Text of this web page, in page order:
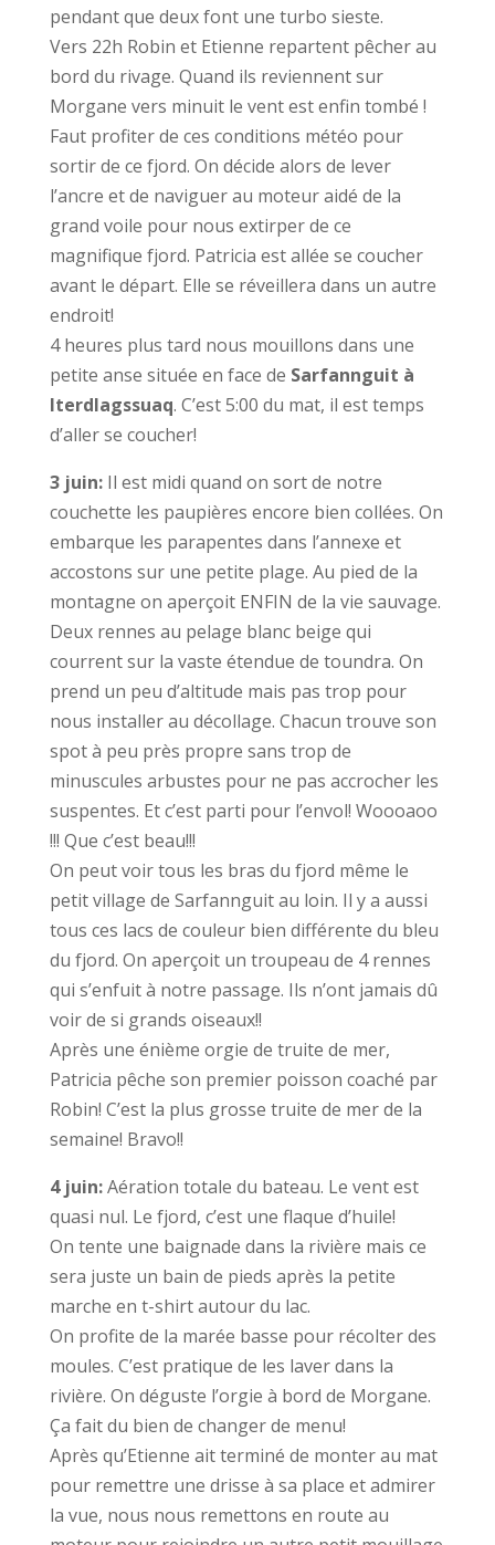
pendant que deux font une turbo sieste.
Vers 22h Robin et Etienne repartent pêcher au
bord du rivage. Quand ils reviennent sur
Morgane vers minuit le vent est enfin tombé !
Faut profiter de ces conditions météo pour
sortir de ce fjord. On décide alors de lever
l’ancre et de naviguer au moteur aidé de la
grand voile pour nous extirper de ce
magnifique fjord. Patricia est allée se coucher
avant le départ. Elle se réveillera dans un autre
endroit!
4 heures plus tard nous mouillons dans une
petite anse située en face de Sarfannguit à
Iterdlagssuaq. C’est 5:00 du mat, il est temps
d’aller se coucher!
3 juin:Il est midi quand on sort de notre
couchette les paupières encore bien collées. On
embarque les parapentes dans l’annexe et
accostons sur une petite plage. Au pied de la
montagne on aperçoit ENFIN de la vie sauvage.
Deux rennes au pelage blanc beige qui
courrent sur la vaste étendue de toundra. On
prend un peu d’altitude mais pas trop pour
nous installer au décollage. Chacun trouve son
spot à peu près propre sans trop de
minuscules arbustes pour ne pas accrocher les
suspentes. Et c’est parti pour l’envol! Woooaoo
!!! Que c’est beau!!!
On peut voir tous les bras du fjord même le
petit village de Sarfannguit au loin. Il y a aussi
tous ces lacs de couleur bien différente du bleu
du fjord. On aperçoit un troupeau de 4 rennes
qui s’enfuit à notre passage. Ils n’ont jamais dû
voir de si grands oiseaux!!
Après une énième orgie de truite de mer,
Patricia pêche son premier poisson coaché par
Robin! C’est la plus grosse truite de mer de la
semaine! Bravo!!
4 juin:Aération totale du bateau. Le vent est
quasi nul. Le fjord, c’est une flaque d’huile!
On tente une baignade dans la rivière mais ce
sera juste un bain de pieds après la petite
marche en t-shirt autour du lac.
On profite de la marée basse pour récolter des
moules. C’est pratique de les laver dans la
rivière. On déguste l’orgie à bord de Morgane.
Ça fait du bien de changer de menu!
Après qu’Etienne ait terminé de monter au mat
pour remettre une drisse à sa place et admirer
la vue, nous nous remettons en route au